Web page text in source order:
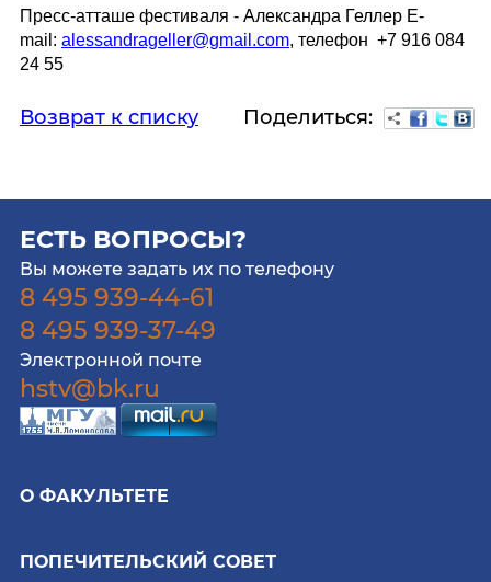
Пресс-атташе фестиваля - Александра Геллер E-
mail: alessandrageller@gmail.com, телефон +7 916 084
24 55
Возврат к списку Поделиться:
ЕСТЬ ВОПРОСЫ?
Вы можете задать их по телефону
8 495 939-44-61
8 495 939-37-49
Электронной почте
hstv@bk.ru
О ФАКУЛЬТЕТЕ
ПОПЕЧИТЕЛЬСКИЙ СОВЕТ